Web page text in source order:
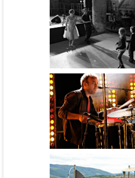
Carte Blanche - cie
Cinébal - cie